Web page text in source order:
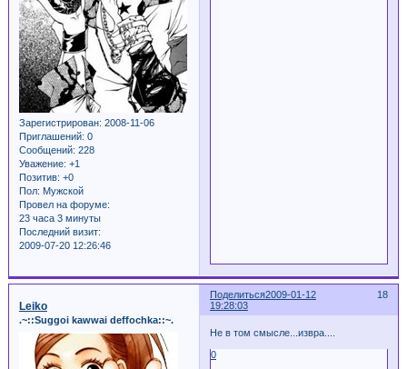
Зарегистрирован: 2008-11-06
Приглашений: 0
Сообщений: 228
Уважение: +1
Позитив: +0
Пол: Мужской
Провел на форуме:
23 часа 3 минуты
Последний визит:
2009-07-20 12:26:46
Поделиться 18
2009-01-12
19:28:03
Leiko
.~::Suggoi kawwai deffochka::~.
Не в том смысле...извра....
0